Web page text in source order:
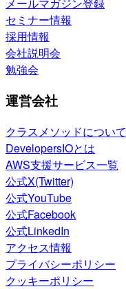
メールマガジン登録
セミナー情報
採用情報
会社説明会
勉強会
運営会社
クラスメソッドについて
DevelopersIOとは
AWS支援サービス一覧
公式X(Twitter)
公式YouTube
公式Facebook
公式LinkedIn
アクセス情報
プライバシーポリシー
クッキーポリシー